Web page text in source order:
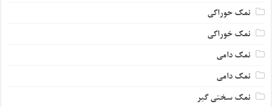
نمک حوراکی
نمک خوراکی
نمک دامی
نمک دامی
نمک سختی گیر